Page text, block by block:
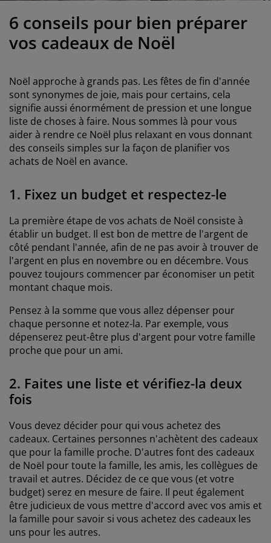
superposés
entretien meubles
pour vitrage
d'extérieur
et repasser
pour animaux de compagnie
6 conseils pour bien préparer
vos cadeaux de Noël
Noël approche à grands pas. Les fêtes de fin d'année
sont synonymes de joie, mais pour certains, cela
signifie aussi énormément de pression et une longue
liste de choses à faire. Nous sommes là pour vous
aider à rendre ce Noël plus relaxant en vous donnant
des conseils simples sur la façon de planifier vos
achats de Noël en avance.
1. Fixez un budget et respectez-le
La première étape de vos achats de Noël consiste à
établir un budget. Il est bon de mettre de l'argent de
côté pendant l'année, afin de ne pas avoir à trouver de
l'argent en plus en novembre ou en décembre. Vous
pouvez toujours commencer par économiser un petit
montant chaque mois.
Pensez à la somme que vous allez dépenser pour
chaque personne et notez-la. Par exemple, vous
dépenserez peut-être plus d'argent pour votre famille
proche que pour un ami.
2. Faites une liste et vérifiez-la deux
fois
Vous devez décider pour qui vous achetez des
cadeaux. Certaines personnes n'achètent des cadeaux
que pour la famille proche. D'autres font des cadeaux
de Noël pour toute la famille, les amis, les collègues de
travail et autres. Décidez de ce que vous (et votre
budget) serez en mesure de faire. Il peut également
être judicieux de vous mettre d'accord avec vos amis et
la famille pour savoir si vous achetez des cadeaux les
uns pour les autres.